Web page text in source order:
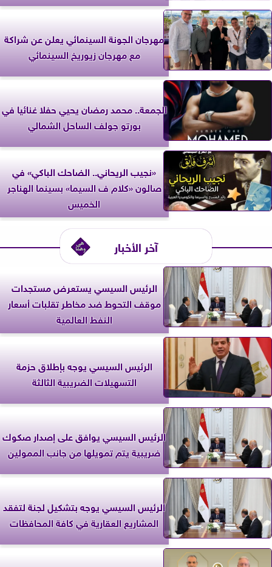
مهرجان الجونة السينمائي يعلن عن شراكة
مع مهرجان زيوريخ السينمائي
الجمعة.. محمد رمضان يحيي حفلا غنائيا في
بورتو جولف الساحل الشمالي
«نجيب الريحاني.. الضاحك الباكي» في
صالون «كلام ف السيما» بسينما الهناجر
الخميس
آخر الأخبار
الرئيس السيسي يستعرض مستجدات
موقف التحوط ضد مخاطر تقلبات أسعار
النفط العالمية
الرئيس السيسي يوجه بإطلاق حزمة
التسهيلات الضريبية الثالثة
الرئيس السيسي يوافق على إصدار صكوك
ضريبية يتم تمويلها من جانب الممولين
الرئيس السيسي يوجه بتشكيل لجنة لتفقد
المشاريع العقارية في كافة المحافظات